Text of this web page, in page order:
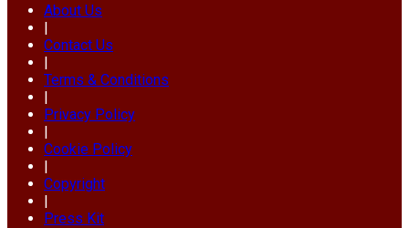
About Us
|
Contact Us
|
Terms & Conditions
|
Privacy Policy
|
Cookie Policy
|
Copyright
|
Press Kit